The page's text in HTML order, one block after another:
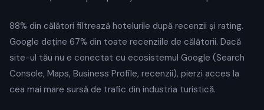
88% din călători filtrează hotelurile după recenzii și rating.
Google deține 67% din toate recenziile de călătorii. Dacă
site-ul tău nu e conectat cu ecosistemul Google (Search
Console, Maps, Business Profile, recenzii), pierzi acces la
cea mai mare sursă de trafic din industria turistică.